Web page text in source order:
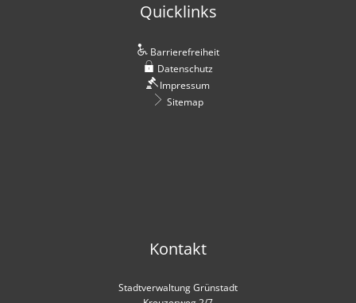
Quicklinks
Barrierefreiheit
Datenschutz
Impressum
Sitemap
Kontakt
Stadtverwaltung Grünstadt